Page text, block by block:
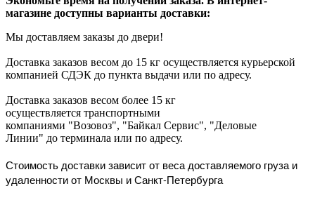
магазине доступны варианты доставки:
Мы доставляем заказы до двери!
Доставка заказов весом до 15 кг осуществляется курьерской
компанией СДЭК до пункта выдачи или по адресу.
Доставка заказов весом более 15 кг
осуществляется транспортными
компаниями "Возовоз", "Байкал Сервис", "Деловые
Линии" до терминала или по адресу.
Стоимость доставки зависит от веса доставляемого груза и
удаленности от Москвы и Санкт-Петербурга